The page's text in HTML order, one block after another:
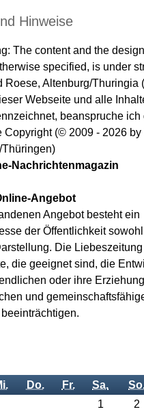
Hinweise
The content and the
specified, is under
Roese, Altenburg/Thuringia
Webseite und alle
beanspruche ich
Copyright (© 2009 - 2026 by
Thüringen)
Nachrichtenmagazin
Angebot
Angebot besteht ein
der Öffentlichkeit
Die
die geeignet sind, die
oder ihre
und
Do. Fr. Sa.
1
2